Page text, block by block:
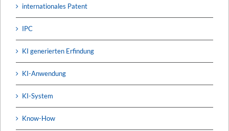
internationales Patent
IPC
KI generierten Erfindung
KI-Anwendung
KI-System
Know-How